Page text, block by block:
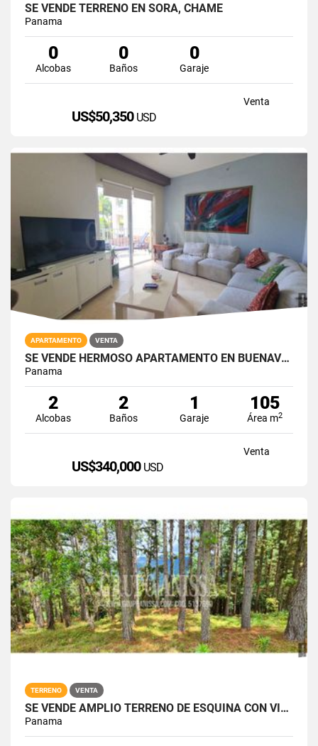
SE VENDE TERRENO EN SORÁ, CHAME
Panama
0
Alcobas
0
Baños
0
Garaje
Venta
US$50,350 USD
APARTAMENTO VENTA
SE VENDE HERMOSO APARTAMENTO EN BUENAVENTURA
Panama
2
Alcobas
2
Baños
1
Garaje
105
Área m2
Venta
US$340,000 USD
TERRENO VENTA
SE VENDE AMPLIO TERRENO DE ESQUINA CON VISTAS EN ALTOS DEL MARIA
Panama